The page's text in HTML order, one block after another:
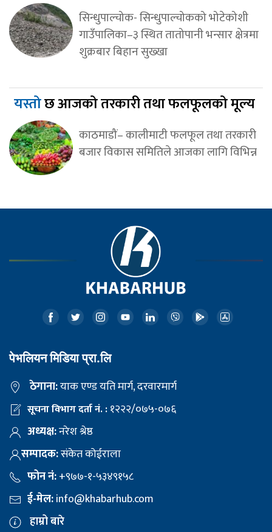
सिन्धुपाल्चोक- सिन्धुपाल्चोकको भोटेकोशी
गाउँपालिका–३ स्थित तातोपानी भन्सार क्षेत्रमा
शुक्रबार बिहान सुख्खा
यस्तोछ आजको तरकारी तथा फलफूलको मूल्य
काठमाडौं– कालीमाटी फलफूल तथा तरकारी
बजार विकास समितिले आजका लागि विभिन्न
पेभलियन मिडिया प्रा.लि
ठेगाना:याक एण्ड यति मार्ग, दरवारमार्ग
सूचना विभाग दर्ता नं. :१२२२/०७५-०७६
अध्यक्ष:नरेश श्रेष्ठ
सम्पादक:संकेत कोईराला
फोन नं:+९७७-१-५३४९१५८
ई-मेल:info@khabarhub.com
हाम्रो बारे